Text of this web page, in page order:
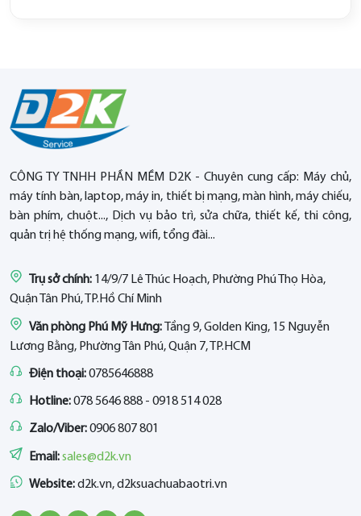
CÔNG TY TNHH PHẦN MỀM D2K - Chuyên cung cấp: Máy chủ,
máy tính bàn, laptop, máy in, thiết bị mạng, màn hình, máy chiếu,
bàn phím, chuột..., Dịch vụ bảo trì, sửa chữa, thiết kế, thi công,
quản trị hệ thống mạng, wifi, tổng đài...
Trụ sở chính: 14/9/7 Lê Thúc Hoạch, Phường Phú Thọ Hòa,
Quận Tân Phú, TP.Hồ Chí Minh
Văn phòng Phú Mỹ Hưng:Tầng 9, Golden King, 15 Nguyễn
Lương Bằng, Phường Tân Phú, Quận 7, TP.HCM
Điện thoại:0785646888
Hotline:078 5646 888 - 0918 514 028
Zalo/Viber:0906 807 801
Email:sales@d2k.vn
Website:d2k.vn, d2ksuachuabaotri.vn